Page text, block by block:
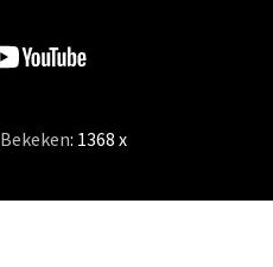
Bekeken: 1368 x